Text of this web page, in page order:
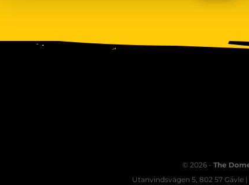
© 2026 - The
Utanvindsvägen 5, 802 57